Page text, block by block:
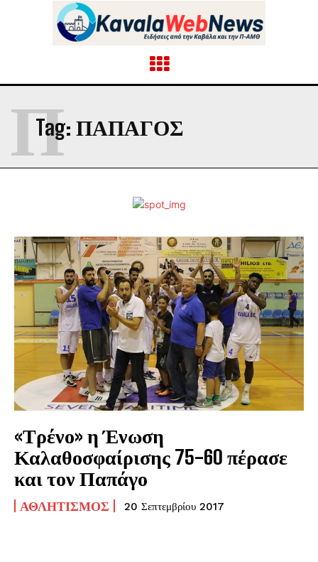
Tag: ΠΑΠΑΓΟΣ
Π
«Τρένο» η Ένωση
Καλαθοσφαίρισης 75-60 πέρασε
και τον Παπάγο
ΑΘΛΗΤΙΣΜΌΣ 20 Σεπτεμβρίου 2017